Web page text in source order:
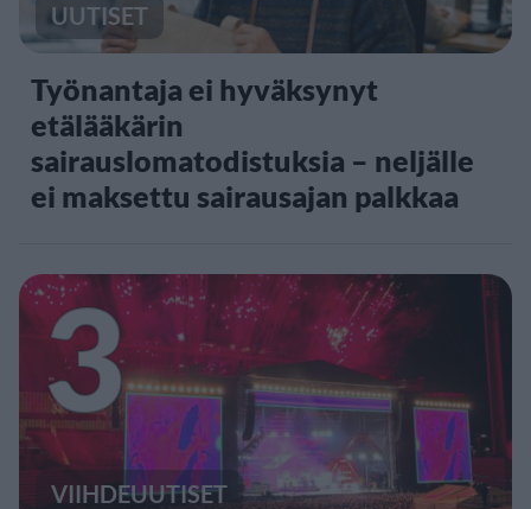
UUTISET
Työnantaja ei hyväksynyt
etälääkärin
sairauslomatodistuksia – neljälle
ei maksettu sairausajan palkkaa
3
VIIHDEUUTISET